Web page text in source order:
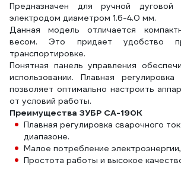
Предназначен для ручной дуговой
электродом диаметром 1.6-4.0 мм.
Данная модель отличается
весом. Это придает удобство
транспортировке.
Понятная панель управления
использовании. Плавная
позволяет оптимально настроить
от условий работы.
Преимущества ЗУБР СА-190К
Плавная регулировка сварочного
диапазоне.
Малое потребление
Простота работы и высокое